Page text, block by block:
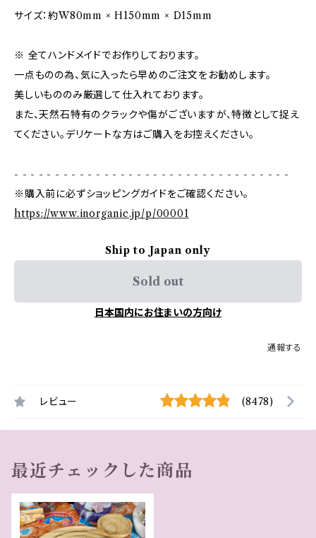
サイズ：約W80mm × H150mm × D15mm
※ 全てハンドメイドでお作りしております。
一点ものの為、気に入ったら早めのご注文をお勧めします。
美しいもののみ厳選して仕入れております。
また、天然石特有のクラックや傷がございますが、特徴として捉え
てください。デリケートな方はご購入をお控えください。
- - - - - - - - - - - - - - - - - - - - - - - - - - - - - - - - - -
※購入前に必ずショッピングガイドをご確認ください。
https://www.inorganic.jp/p/00001
Ship to Japan only
Sold out
日本国内にお住まいの方向け
通報する
レビュー (8478)
最近チェックした商品